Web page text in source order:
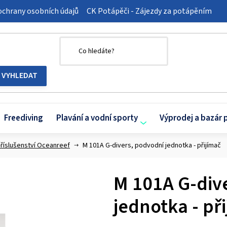
osobních údajů CK Potápěči - Zájezdy za potápěním
Freediving Plavání a vodní sporty Výprodej a bazár
Oceanreef M 101A G-divers, podvodní jednotka - přijímač
M 101A G-
jednotka -